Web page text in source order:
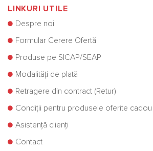
LINKURI UTILE
Despre noi
Formular Cerere Ofertă
Produse pe SICAP/SEAP
Modalități de plată
Retragere din contract (Retur)
Condiții pentru produsele oferite cadou
Asistență clienți
Contact